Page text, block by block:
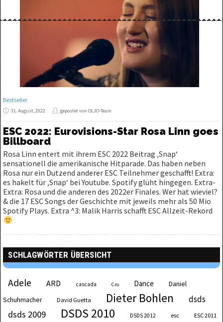
Bestseller
31. August, 2022 gepostet von OLJO-Team
ESC 2022: Eurovisions-Star Rosa Linn goes
Billboard
Rosa Linn entert mit ihrem ESC 2022 Beitrag ‚Snap‘
sensationell die amerikanische Hitparade. Das haben neben
Rosa nur ein Dutzend anderer ESC Teilnehmer geschafft! Extra:
es hakelt für ‚Snap‘ bei Youtube. Spotify glüht hingegen. Extra-
Extra: Rosa und die anderen des 2022er Finales. Wer hat wieviel?
& die 17 ESC Songs der Geschichte mit jeweils mehr als 50 Mio
Spotify Plays. Extra ^3: Malik Harris schafft ESC Allzeit-Rekord
SCHLAGWÖRTER ÜBERSICHT
Adele ARD cascada Cro Dance
Daniel
Schuhmacher
David Guetta Dieter Bohlen dsds
dsds 2009 DSDS 2010 DSDS 2012 esc ESC 2011